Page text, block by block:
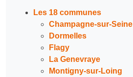
Les 18 communes
Champagne-sur-Seine
Dormelles
Flagy
La Genevraye
Montigny-sur-Loing